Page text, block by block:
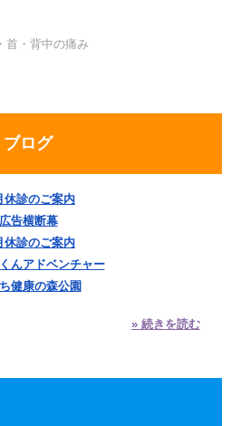
首・背中の痛み
ブログ
休診のご案内
広告横断幕
休診のご案内
んアドベンチャー
健康の森公園
» 続きを読む